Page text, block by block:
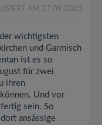
AM 27.09.2023
wichtigsten
und Garmisch
ist es so
für zwei
ihren
Und vor
sein. So
ansässige